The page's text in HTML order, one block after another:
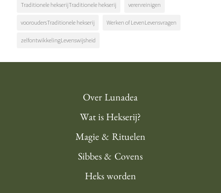
Traditionele hekserijTraditionele hekserij verenreinigen
vooroudersTraditionele hekserij Werken of LevenLevensvragen
zelfontwikkelingLevenswijsheid
Over Lunadea
Wat is Hekserij?
Magie & Rituelen
Sibbes & Covens
Heks worden